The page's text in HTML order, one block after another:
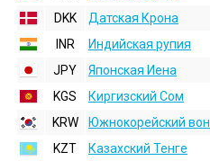
DKK
Датская Крона
INR
Индийская pупия
JPY
Японская Иена
KGS
Киргизский Сом
KRW
Южнокорейский вон
KZT
Казахский Тенге